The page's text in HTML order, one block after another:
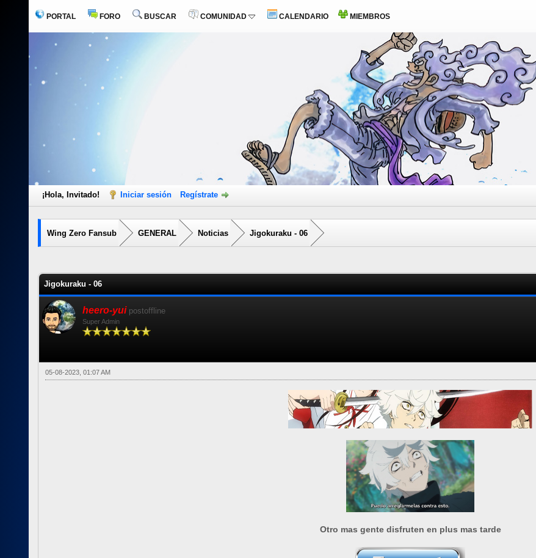
PORTAL FORO BUSCAR COMUNIDAD CALENDARIO MIEMBROS
¡Hola, Invitado! Iniciar sesión Regístrate
Wing Zero Fansub GENERAL Noticias Jigokuraku - 06
Jigokuraku - 06
heero-yui postoffline
Super Admin
05-08-2023, 01:07 AM
Otro mas gente disfruten en plus mas tarde